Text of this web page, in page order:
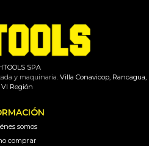
SPA
y maquinaria.Villa Conavicop, Rancagua,
VI Región
somos
comprar